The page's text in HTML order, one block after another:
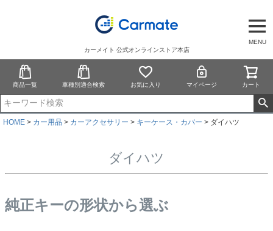
MENU
カーメイト 公式オンラインストア本店
商品一覧 車種別適合検索 お気に入り マイページ カート
HOME カー用品 カーアクセサリー キーケース・カバー ダイハツ
ダイハツ
純正キーの形状から選ぶ